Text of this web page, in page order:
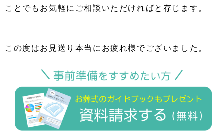
ことでもお気軽にご相談いただければと存じます。
この度はお見送り本当にお疲れ様でございました。